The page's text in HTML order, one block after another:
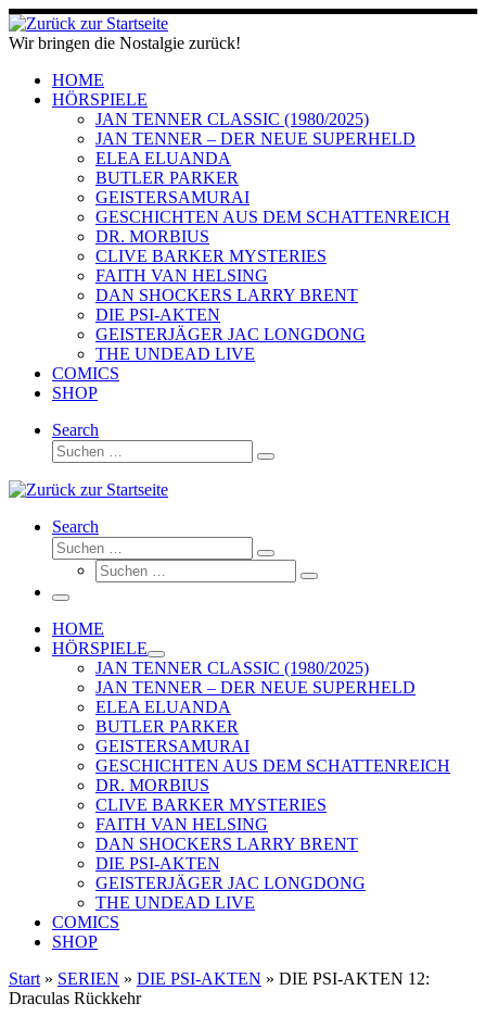
Zum
Inhalt
springen
Wir bringen die Nostalgie zurück!
HOME
HÖRSPIELE
JAN TENNER CLASSIC (1980/2025)
JAN TENNER – DER NEUE SUPERHELD
ELEA ELUANDA
BUTLER PARKER
GEISTERSAMURAI
GESCHICHTEN AUS DEM SCHATTENREICH
DR. MORBIUS
CLIVE BARKER MYSTERIES
FAITH VAN HELSING
DAN SHOCKERS LARRY BRENT
DIE PSI-AKTEN
GEISTERJÄGER JAC LONGDONG
THE UNDEAD LIVE
COMICS
SHOP
Search
Suche
Suchen …
Search
Suche
Suchen …
Suche
Suchen …
Menü
HOME
HÖRSPIELE
JAN TENNER CLASSIC (1980/2025)
JAN TENNER – DER NEUE SUPERHELD
ELEA ELUANDA
BUTLER PARKER
GEISTERSAMURAI
GESCHICHTEN AUS DEM SCHATTENREICH
DR. MORBIUS
CLIVE BARKER MYSTERIES
FAITH VAN HELSING
DAN SHOCKERS LARRY BRENT
DIE PSI-AKTEN
GEISTERJÄGER JAC LONGDONG
THE UNDEAD LIVE
COMICS
SHOP
Start » SERIEN » DIE PSI-AKTEN » DIE PSI-AKTEN 12:
Draculas Rückkehr